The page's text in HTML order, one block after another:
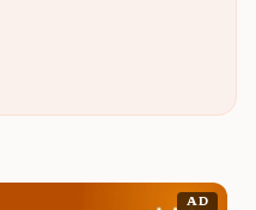
AD